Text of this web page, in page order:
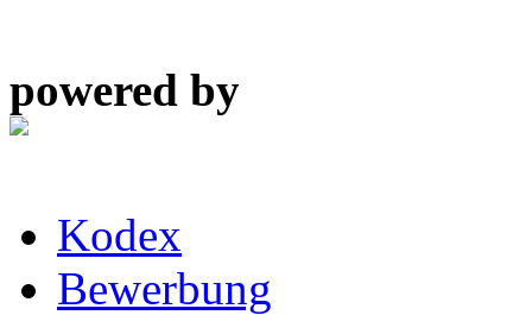
powered by
Kodex
Bewerbung